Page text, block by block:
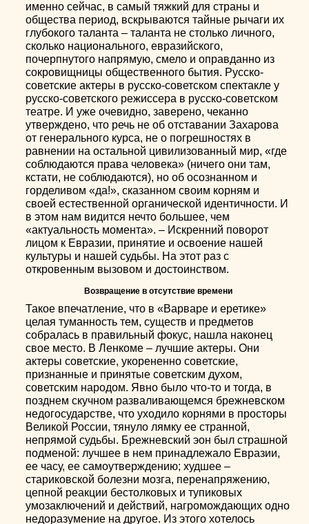
именно сейчас, в самый тяжкий для страны и
общества период, вскрываются тайные рычаги их
глубокого таланта – таланта не столько личного,
сколько национального, евразийского,
почерпнутого напрямую, смело и оправданно из
сокровищницы общественного бытия. Русско-
советские актеры в русско-советском спектакле у
русско-советского режиссера в русско-советском
театре. И уже очевидно, заверено, чеканно
утверждено, что речь не об отставании Захарова
от генерального курса, не о погрешностях в
равнении на остальной цивилизованный мир, «где
соблюдаются права человека» (ничего они там,
кстати, не соблюдаются), но об осознанном и
горделивом «да!», сказанном своим корням и
своей естественной органической идентичности. И
в этом нам видится нечто большее, чем
«актуальность момента». – Искренний поворот
лицом к Евразии, принятие и освоение нашей
культуры и нашей судьбы. На этот раз с
откровенным вызовом и достоинством.
Возвращение в отсутствие времени
Такое впечатление, что в «Варваре и еретике»
целая туманность тем, существ и предметов
собралась в правильный фокус, нашла наконец
свое место. В Ленкоме – лучшие актеры. Они
актеры советские, укорененно советские,
признанные и принятые советским духом,
советским народом. Явно было что-то и тогда, в
позднем скучном разваливающемся брежневском
недогосударстве, что уходило корнями в просторы
Великой России, тянуло лямку ее странной,
непрямой судьбы. Брежневский эон был страшной
подменой: лучшее в нем принадлежало Евразии,
ее часу, ее самоутверждению; худшее –
стариковской болезни мозга, перенапряжению,
цепной реакции бестолковых и тупиковых
умозаключений и действий, нагромождающих одно
недоразумение на другое. Из этого хотелось